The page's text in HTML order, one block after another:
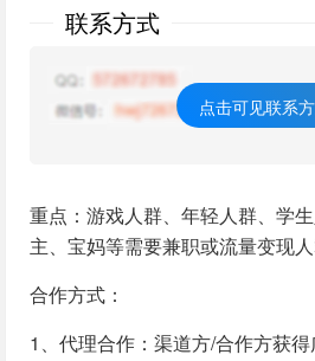
联系方式
点击可见联系
重点：游戏人群、年轻人群、学
主、宝妈等需要兼职或流量变现
合作方式：
1、代理合作：渠道方/合作方获